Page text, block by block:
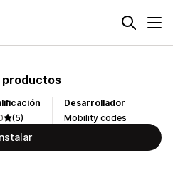
productos
(5)
Desarrollador
Mobility codes